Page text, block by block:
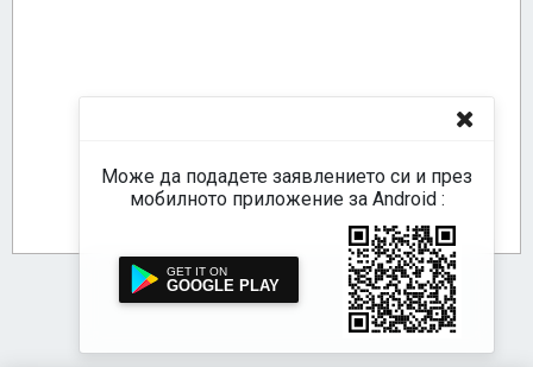
Може да подадете заявлението си и през
мобилното приложение за Android :
GOOGLE PLAY